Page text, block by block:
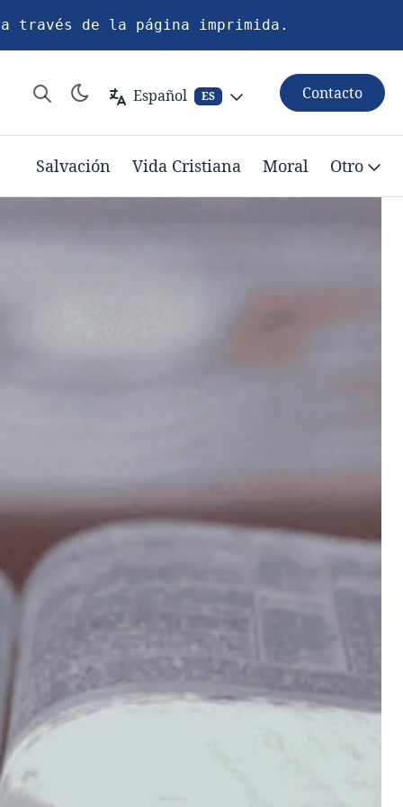
través de la página imprimida.
Español ES Contacto
Salvación Vida Cristiana Moral Otro